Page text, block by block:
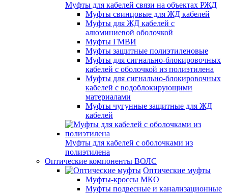
Муфты для кабелей связи на объектах РЖД
Муфты свинцовые для ЖД кабелей
Муфты для ЖД кабелей с
алюминиевой оболочкой
Муфты ГМВИ
Муфты защитные полиэтиленовые
Муфты для сигнально-блокировочных
кабелей с оболочкой из полиэтилена
Муфты для сигнально-блокировочных
кабелей с водоблокирующими
материалами
Муфты чугунные защитные для ЖД
кабелей
Муфты для кабелей с оболочками из
полиэтилена
Оптические компоненты ВОЛС
Оптические муфты
Муфты-кроссы МКО
Муфты подвесные и канализационные